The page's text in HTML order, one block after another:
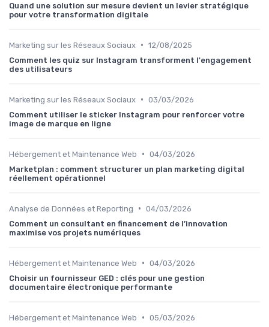
Quand une solution sur mesure devient un levier stratégique
pour votre transformation digitale
Marketing sur les Réseaux Sociaux • 12/08/2025
Comment les quiz sur Instagram transforment l'engagement
des utilisateurs
Marketing sur les Réseaux Sociaux • 03/03/2026
Comment utiliser le sticker Instagram pour renforcer votre
image de marque en ligne
Hébergement et Maintenance Web • 04/03/2026
Marketplan : comment structurer un plan marketing digital
réellement opérationnel
Analyse de Données et Reporting • 04/03/2026
Comment un consultant en financement de l’innovation
maximise vos projets numériques
Hébergement et Maintenance Web • 04/03/2026
Choisir un fournisseur GED : clés pour une gestion
documentaire électronique performante
Hébergement et Maintenance Web • 05/03/2026